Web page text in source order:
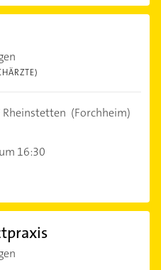
Rheinstetten (Forchheim)
16:30